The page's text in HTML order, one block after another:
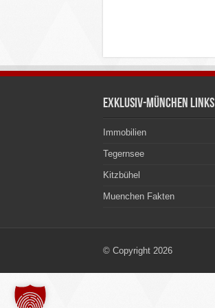
Exklusiv-München Links
Immobilien
Tegernsee
Kitzbühel
Muenchen Fakten
© Copyright 2026